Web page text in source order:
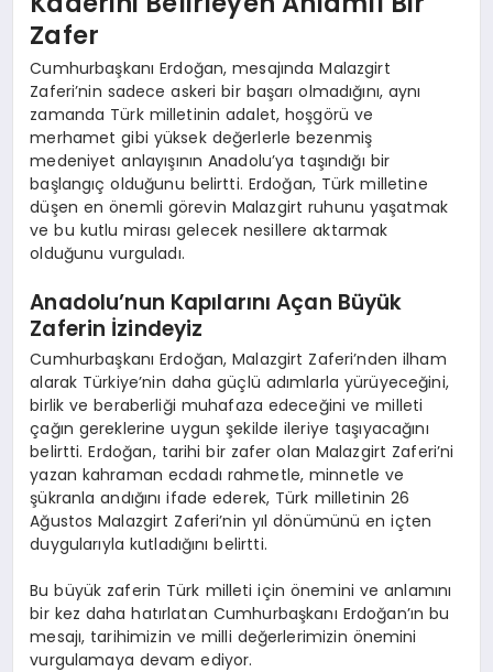
Zafer
Cumhurbaşkanı Erdoğan, mesajında Malazgirt
Zaferi’nin sadece askeri bir başarı olmadığını, aynı
zamanda Türk milletinin adalet, hoşgörü ve
merhamet gibi yüksek değerlerle bezenmiş
medeniyet anlayışının Anadolu’ya taşındığı bir
başlangıç olduğunu belirtti. Erdoğan, Türk milletine
düşen en önemli görevin Malazgirt ruhunu yaşatmak
ve bu kutlu mirası gelecek nesillere aktarmak
olduğunu vurguladı.
Anadolu’nun Kapılarını Açan Büyük
Zaferin İzindeyiz
Cumhurbaşkanı Erdoğan, Malazgirt Zaferi’nden ilham
alarak Türkiye’nin daha güçlü adımlarla yürüyeceğini,
birlik ve beraberliği muhafaza edeceğini ve milleti
çağın gereklerine uygun şekilde ileriye taşıyacağını
belirtti. Erdoğan, tarihi bir zafer olan Malazgirt Zaferi’ni
yazan kahraman ecdadı rahmetle, minnetle ve
şükranla andığını ifade ederek, Türk milletinin 26
Ağustos Malazgirt Zaferi’nin yıl dönümünü en içten
duygularıyla kutladığını belirtti.
Bu büyük zaferin Türk milleti için önemini ve anlamını
bir kez daha hatırlatan Cumhurbaşkanı Erdoğan’ın bu
mesajı, tarihimizin ve milli değerlerimizin önemini
vurgulamaya devam ediyor.